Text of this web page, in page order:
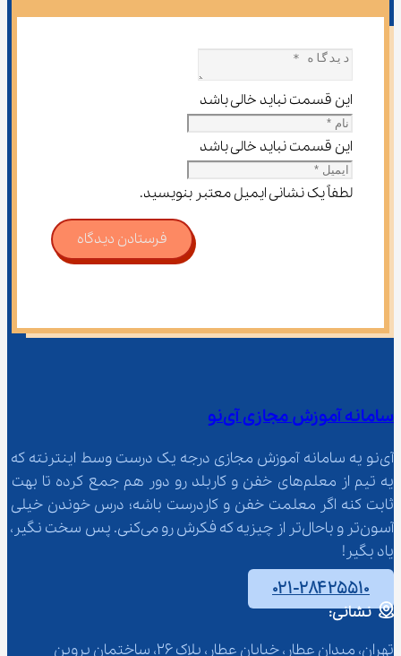
این قسمت نباید خالی باشد
این قسمت نباید خالی باشد
لطفاً یک نشانی ایمیل معتبر بنویسید.
فرستادن دیدگاه
سامانه آموزش مجازی آی‌نو
آی‌نو یه سامانه آموزش مجازی درجه یک درست وسط اینترنته که
یه تیم از معلم‌‌های خفن و کاربلد رو دور هم جمع کرده تا بهت
ثابت کنه اگر معلمت خفن و کاردرست باشه؛ درس خوندن خیلی
آسون‌تر و باحال‌تر از چیزیه که فکرش رو می‌کنی. پس سخت نگیر،
یاد بگیر!
۰۲۱-۲۸۴۲۵۵۱۰
نشانی:
تهران، میدان عطار، خیابان عطار، پلاک 26، ساختمان پروین